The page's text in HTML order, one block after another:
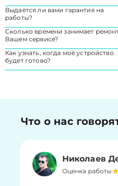
Выдаётся ли вами гарантия на
работы?
Сколько времени занимает
Вашем сервисе?
Как узнать, когда моё устройство
будет готово?
Что о нас
Николаев
Оценка работы